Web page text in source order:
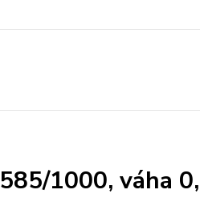
1000, váha